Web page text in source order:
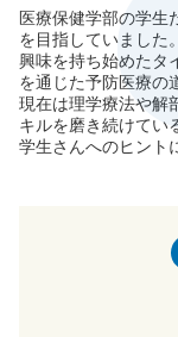
医療保健学部の学生
を目指していました
興味を持ち始めたタ
を通じた予防医療の
現在は理学療法や解
キルを磨き続けてい
学生さんへのヒント